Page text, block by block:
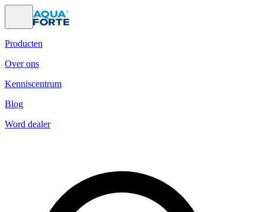
Producten
Over ons
Kenniscentrum
Blog
Word dealer